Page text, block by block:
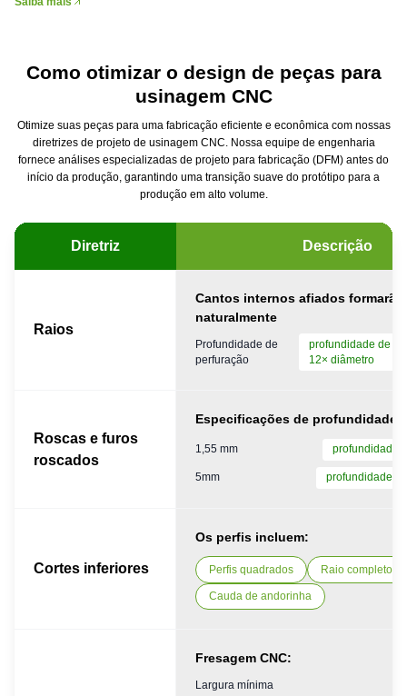
Como otimizar o design de peças para
usinagem CNC
Otimize suas peças para uma fabricação eficiente e econômica com nossas
diretrizes de projeto de usinagem CNC. Nossa equipe de engenharia
fornece análises especializadas de projeto para fabricação (DFM) antes do
início da produção, garantindo uma transição suave do protótipo para a
produção em alto volume.
Diretriz Descrição
Raios
Cantos internos afiados formarão
naturalmente
Profundidade de
perfuração
profundidade de
12× diâmetro
Roscas e furos
roscados
Especificações de profundidade
1,55 mm profundidade
5mm profundidade =
Cortes inferiores
Os perfis incluem:
Perfis quadrados Raio completo
Cauda de andorinha
Fresagem CNC:
Largura mínima